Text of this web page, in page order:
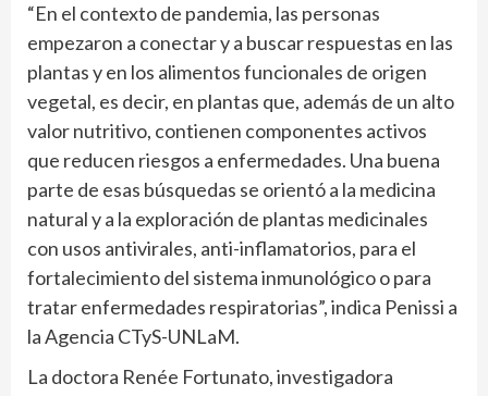
“En el contexto de pandemia, las personas
empezaron a conectar y a buscar respuestas en las
plantas y en los alimentos funcionales de origen
vegetal, es decir, en plantas que, además de un alto
valor nutritivo, contienen componentes activos
que reducen riesgos a enfermedades. Una buena
parte de esas búsquedas se orientó a la medicina
natural y a la exploración de plantas medicinales
con usos antivirales, anti-inflamatorios, para el
fortalecimiento del sistema inmunológico o para
tratar enfermedades respiratorias”, indica Penissi a
la Agencia CTyS-UNLaM.
La doctora Renée Fortunato, investigadora